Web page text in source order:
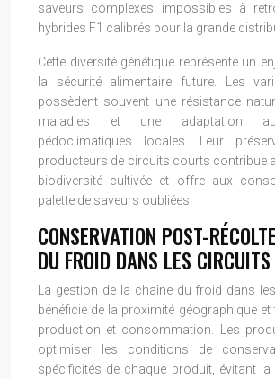
saveurs complexes impossibles à
hybrides F1 calibrés pour la grande
Cette diversité génétique représente un
la sécurité alimentaire future. Les
possèdent souvent une résistance
maladies et une adaptation
pédoclimatiques locales. Leur
producteurs de circuits courts contribue
biodiversité cultivée et offre aux
palette de saveurs oubliées.
CONSERVATION POST-
DU FROID DANS LES
La gestion de la chaîne du froid dans
bénéficie de la proximité géographique et
production et consommation. Les
optimiser les conditions de
spécificités de chaque produit, évitant